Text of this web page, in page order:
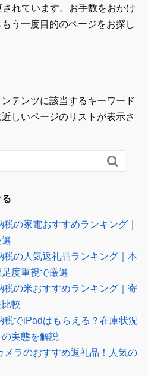
れています。お手数をおかけ
う一度目的のページをお探し
テンツに該当するキーワード
しいページのリストが表示さ

税の家電おすすめランキング｜
税の人気返礼品ランキング｜本
度重視で厳選
税の米おすすめランキング｜寄
較
税でiPadはもらえる？在庫状況
実態を解説
メラのおすすめ返礼品！人気の